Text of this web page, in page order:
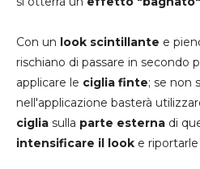
Con un look scintillante e
rischiano di passare in secondo
applicare le ciglia finte; se non
nell'applicazione basterà
ciglia sulla parte esterna di
intensificare il look e